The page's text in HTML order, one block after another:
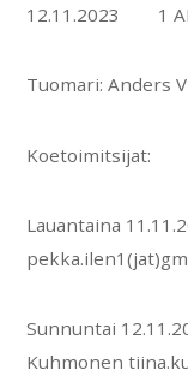
12.11.2023 1
Tuomari: Anders
Koetoimitsijat:
Lauantaina
Sunnuntai
Kuhmonen